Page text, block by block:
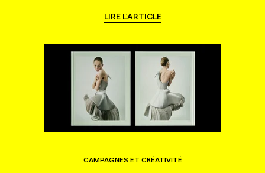
LIRE L'ARTICLE
CAMPAGNES ET CRÉATIVITÉ